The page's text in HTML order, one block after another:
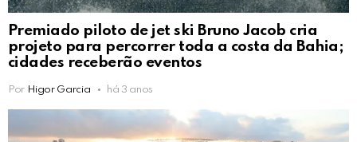
Premiado piloto de jet ski Bruno Jacob cria
projeto para percorrer toda a costa da Bahia;
cidades receberão eventos
Por Higor Garcia há 3 anos